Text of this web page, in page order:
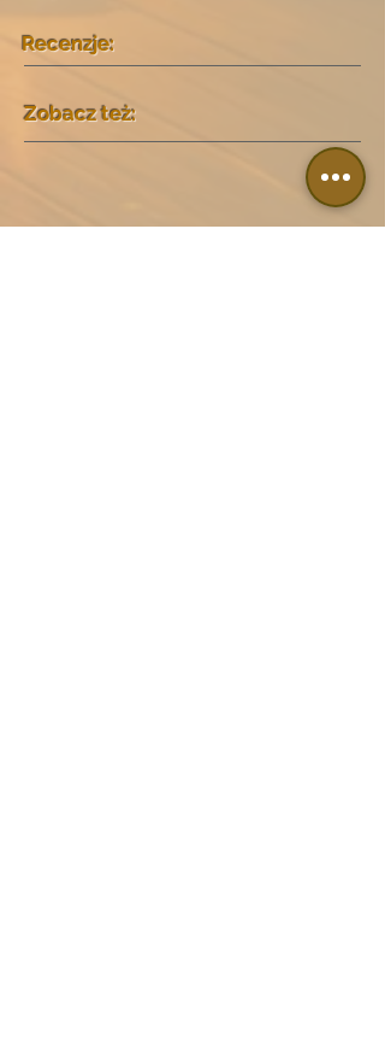
Recenzje:
Zobacz też: